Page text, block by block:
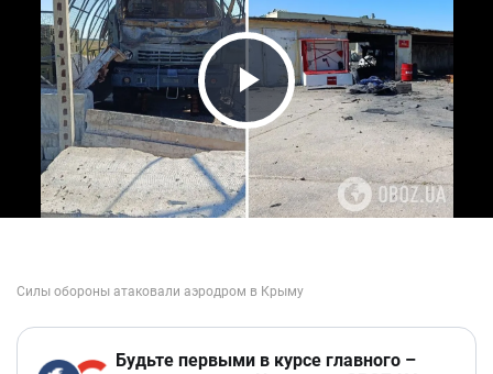
Play Video
Будьте первыми в курсе главного –